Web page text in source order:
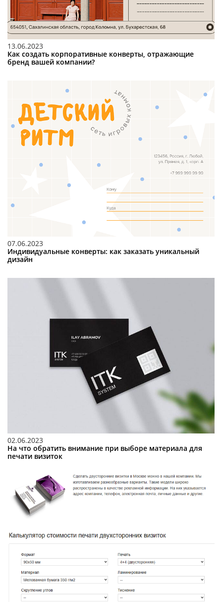
13.06.2023
Как создать корпоративные конверты, отражающие
бренд вашей компании?
07.06.2023
Индивидуальные конверты: как заказать уникальный
дизайн
02.06.2023
На что обратить внимание при выборе материала для
печати визиток